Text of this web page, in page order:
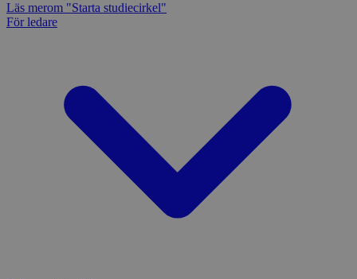
Läs merom "Starta studiecirkel"
För ledare